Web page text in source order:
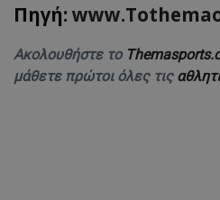
Πηγή:
Ακολουθήστε το
μάθετε πρώτοι όλες τις